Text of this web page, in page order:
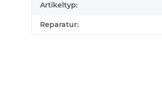
Artikeltyp:
Reparatur: